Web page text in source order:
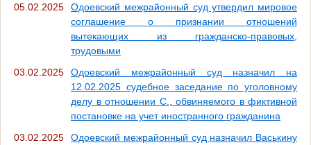
05.02.2025
Одоевский межрайонный суд утвердил мировое
соглашение о признании отношений
вытекающих из гражданско-правовых,
трудовыми
03.02.2025
Одоевский межрайонный суд назначил на
12.02.2025 судебное заседание по уголовному
делу в отношении С., обвиняемого в фиктивной
постановке на учет иностранного гражданина
03.02.2025
Одоевский межрайонный суд назначил Васькину